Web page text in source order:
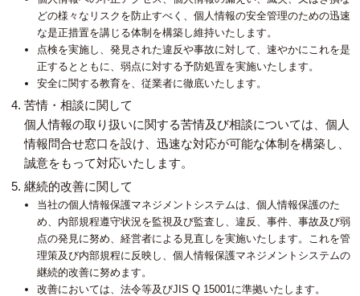
どの様々なリスクを防止すべく、個人情報の安全管理のための迅速
な是正措置を講じる体制を構築し維持いたします。
点検を実施し、発見された違反や事故に対して、速やかにこれを是
正するとともに、弱点に対する予防処置を実施いたします。
安全に関する教育を、従業者に徹底いたします。
苦情・相談に関して
個人情報の取り扱いに関する苦情及び相談については、個人
情報問合せ窓口を設け、迅速な対応が可能な体制を構築し、
誠意をもって対応いたします。
継続的改善に関して
当社の個人情報保護マネジメントシステムは、個人情報保護のた
め、内部規程遵守状況を監視及び監査し、違反、事件、事故及び弱
点の発見に努め、経営者による見直しを実施いたします。これを管
理策及び内部規程に反映し、個人情報保護マネジメントシステムの
継続的改善に努めます。
改善においては、法令等及びJIS Q 15001に準拠いたします。